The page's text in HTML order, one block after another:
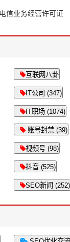
信业务经营许可证
互联网八卦
IT公司 (347)
IT职场 (1074)
账号封禁 (39)
视频号 (98)
抖音 (525)
SEO新闻 (252)